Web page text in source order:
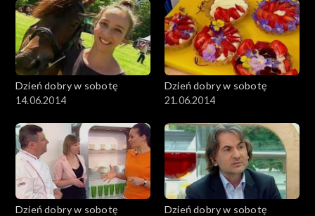
Dzień dobry w sobotę
14.06.2014
Dzień dobry w sobotę
21.06.2014
Dzień dobry w sobotę
Dzień dobry w sobotę